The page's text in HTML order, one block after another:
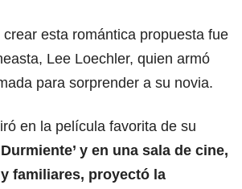
esta romántica propuesta fue
Lee Loechler, quien armó
para sorprender a su novia.
en la película favorita de su
y en una sala de cine,
familiares, proyectó la